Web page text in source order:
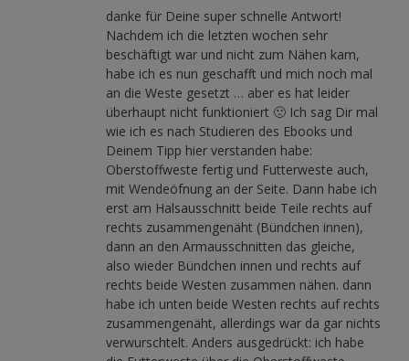
danke für Deine super schnelle Antwort!
Nachdem ich die letzten wochen sehr
beschäftigt war und nicht zum Nähen kam,
habe ich es nun geschafft und mich noch mal
an die Weste gesetzt … aber es hat leider
überhaupt nicht funktioniert 🙁 Ich sag Dir mal
wie ich es nach Studieren des Ebooks und
Deinem Tipp hier verstanden habe:
Oberstoffweste fertig und Futterweste auch,
mit Wendeöfnung an der Seite. Dann habe ich
erst am Halsausschnitt beide Teile rechts auf
rechts zusammengenäht (Bündchen innen),
dann an den Armausschnitten das gleiche,
also wieder Bündchen innen und rechts auf
rechts beide Westen zusammen nähen. dann
habe ich unten beide Westen rechts auf rechts
zusammengenäht, allerdings war da gar nichts
verwurschtelt. Anders ausgedrückt: ich habe